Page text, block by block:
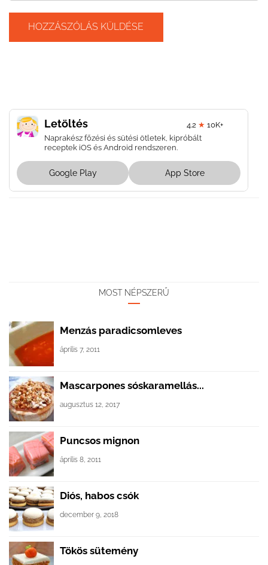
Letöltés 4.2 ★ 10K+
Naprakész főzési és sütési ötletek, kipróbált
receptek iOS és Android rendszeren.
Google Play App Store
MOST NÉPSZERŰ
Menzás paradicsomleves
április 7, 2011
Mascarpones sóskaramellás...
augusztus 12, 2017
Puncsos mignon
április 8, 2011
Diós, habos csók
december 9, 2018
Tökös sütemény